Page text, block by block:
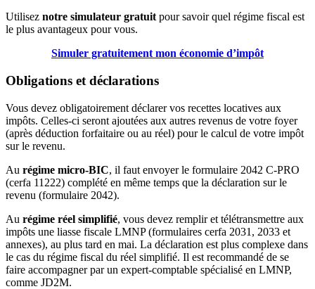
Utilisez notre simulateur gratuit pour savoir quel régime fiscal est
le plus avantageux pour vous.
Simuler gratuitement mon économie d’impôt
Obligations et déclarations
Vous devez obligatoirement déclarer vos recettes locatives aux
impôts. Celles-ci seront ajoutées aux autres revenus de votre foyer
(après déduction forfaitaire ou au réel) pour le calcul de votre impôt
sur le revenu.
Au régime micro-BIC, il faut envoyer le formulaire 2042 C-PRO
(cerfa 11222) complété en même temps que la déclaration sur le
revenu (formulaire 2042).
Au régime réel simplifié, vous devez remplir et télétransmettre aux
impôts une liasse fiscale LMNP (formulaires cerfa 2031, 2033 et
annexes), au plus tard en mai. La déclaration est plus complexe dans
le cas du régime fiscal du réel simplifié. Il est recommandé de se
faire accompagner par un expert-comptable spécialisé en LMNP,
comme JD2M.